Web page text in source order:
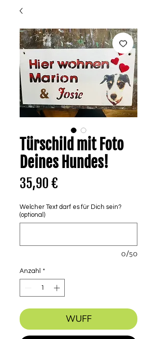
Türschild mit Foto
Deines Hundes!
35,90 €Preis
Welcher Text darf es für Dich sein?
(optional)
0/50
Anzahl *
WUFF